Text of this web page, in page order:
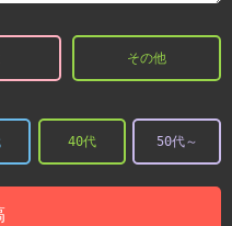
その他
40代 50代～